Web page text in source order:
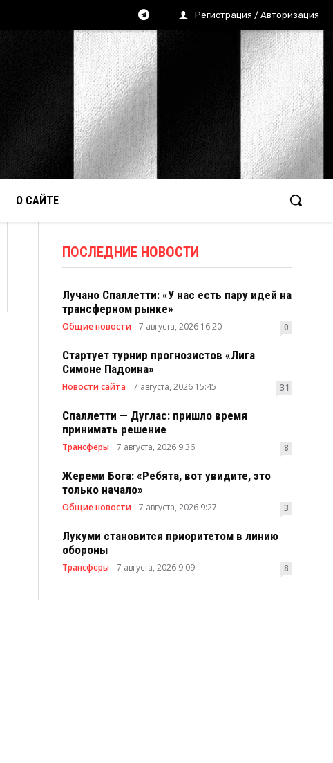
Регистрация / Авторизация
О САЙТЕ
ПОСЛЕДНИЕ НОВОСТИ
Лучано Спаллетти: «У нас есть пару идей на
трансферном рынке»
Общие новости 7 августа, 2026 16:20 0
Стартует турнир прогнозистов «Лига
Симоне Падоина»
Новости сайта 7 августа, 2026 15:45 31
Спаллетти — Дуглас: пришло время
принимать решение
Трансферы 7 августа, 2026 9:36 8
Жереми Бога: «Ребята, вот увидите, это
только начало»
Общие новости 7 августа, 2026 9:27 3
Лукуми становится приоритетом в линию
обороны
Трансферы 7 августа, 2026 9:09 8